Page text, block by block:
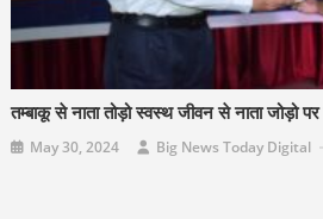
तम्बाकू से नाता तोड़ो स्वस्थ जीवन से नाता जोड़ो
May 30, 2024 Big News Today Digital